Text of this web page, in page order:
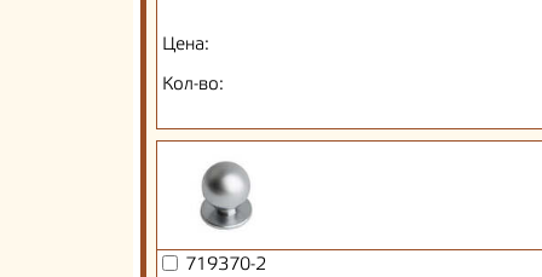
Цена:
Кол-во:
719370-2